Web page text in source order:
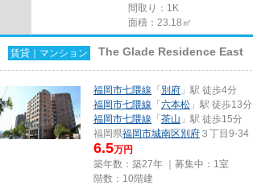
間取り：1K
面積：23.18㎡
賃貸｜マンション The Glade Residence East
福岡市七隈線 「 別府 」駅 徒歩4分
福岡市七隈線 「 六本松 」駅 徒歩13分
福岡市七隈線 「 茶山 」駅 徒歩15分
福岡県福岡市城南区別府 ３丁目9-34
6.5万円
築年数：築27年 ｜募集中： 1室
階数：10階建